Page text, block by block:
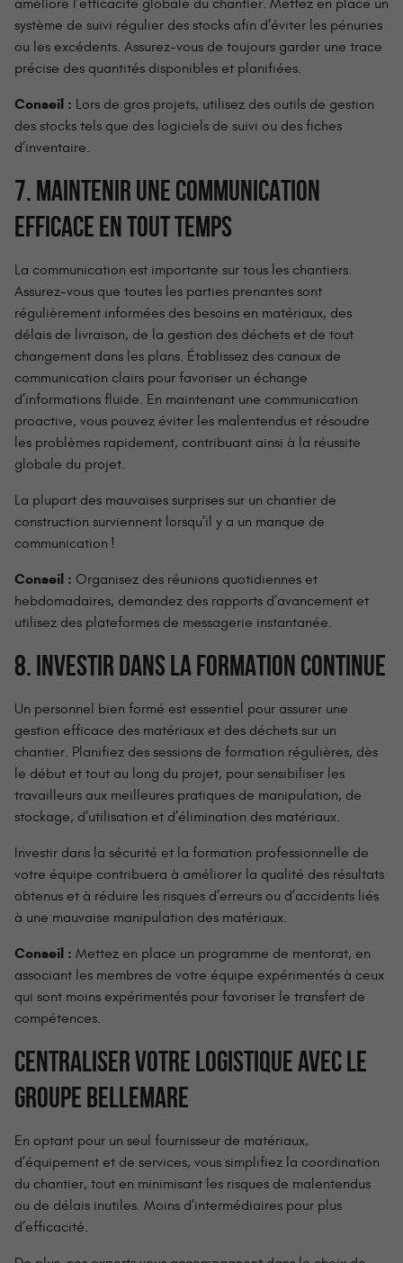
améliore l’efficacité globale du chantier. Mettez en place un
système de suivi régulier des stocks afin d’éviter les pénuries
ou les excédents. Assurez-vous de toujours garder une trace
précise des quantités disponibles et planifiées.
Conseil : Lors de gros projets, utilisez des outils de gestion
des stocks tels que des logiciels de suivi ou des fiches
d’inventaire.
7. MAINTENIR UNE COMMUNICATION
EFFICACE EN TOUT TEMPS
La communication est importante sur tous les chantiers.
Assurez-vous que toutes les parties prenantes sont
régulièrement informées des besoins en matériaux, des
délais de livraison, de la gestion des déchets et de tout
changement dans les plans. Établissez des canaux de
communication clairs pour favoriser un échange
d’informations fluide. En maintenant une communication
proactive, vous pouvez éviter les malentendus et résoudre
les problèmes rapidement, contribuant ainsi à la réussite
globale du projet.
La plupart des mauvaises surprises sur un chantier de
construction surviennent lorsqu’il y a un manque de
communication !
Conseil : Organisez des réunions quotidiennes et
hebdomadaires, demandez des rapports d’avancement et
utilisez des plateformes de messagerie instantanée.
8. INVESTIR DANS LA FORMATION CONTINUE
Un personnel bien formé est essentiel pour assurer une
gestion efficace des matériaux et des déchets sur un
chantier. Planifiez des sessions de formation régulières, dès
le début et tout au long du projet, pour sensibiliser les
travailleurs aux meilleures pratiques de manipulation, de
stockage, d’utilisation et d’élimination des matériaux.
Investir dans la sécurité et la formation professionnelle de
votre équipe contribuera à améliorer la qualité des résultats
obtenus et à réduire les risques d’erreurs ou d’accidents liés
à une mauvaise manipulation des matériaux.
Conseil : Mettez en place un programme de mentorat, en
associant les membres de votre équipe expérimentés à ceux
qui sont moins expérimentés pour favoriser le transfert de
compétences.
CENTRALISER VOTRE LOGISTIQUE AVEC LE
GROUPE BELLEMARE
En optant pour un seul fournisseur de matériaux,
d’équipement et de services, vous simplifiez la coordination
du chantier, tout en minimisant les risques de malentendus
ou de délais inutiles. Moins d’intermédiaires pour plus
d’efficacité.